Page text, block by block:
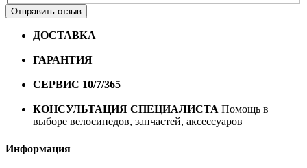
Отправить отзыв
ДОСТАВКА
ГАРАНТИЯ
СЕРВИС 10/7/365
КОНСУЛЬТАЦИЯ СПЕЦИАЛИСТА Помощь в
выборе велосипедов, запчастей, аксессуаров
Информация